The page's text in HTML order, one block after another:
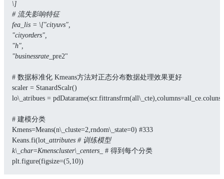
\]
# 流失影响特征
fea_lis = \["cityuvs",
"cityorders",
"h",
"businessrate_ pre2"
# 数据标准化 Kmeans方法对正态分布数据处理效果更好
scaler = StanardScalr()
lo\_atribues = pdDatarame(scr.fittransfrm(all\_cte),columns=all_ce.coluns)
# 建模分类
Kmens=Means(n\_cluste=2,rndom\_state=0) #333
Keans.fi(lot _attributes # 训练模型
k\_char=Kmenscluster\_centers_
# 得到每个分类
plt.figure(figsize=(5,10))